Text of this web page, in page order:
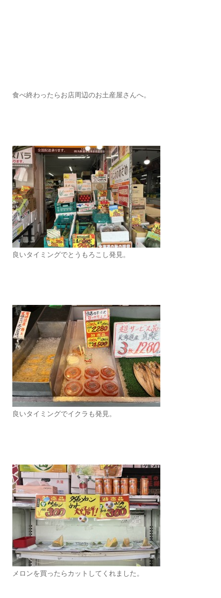
食べ終わったらお店周辺のお土産屋さんへ。
良いタイミングでとうもろこし発見。
良いタイミングでイクラも発見。
メロンを買ったらカットしてくれました。